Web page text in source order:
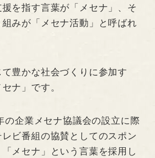
を指す言葉が「メセナ」、そ
みが「メセナ活動」と呼ばれ
豊かな社会づくりに参加す
ナ」です。
の企業メセナ協議会の設立に際
レビ番組の協賛としてのスポン
メセナ」という言葉を採用し